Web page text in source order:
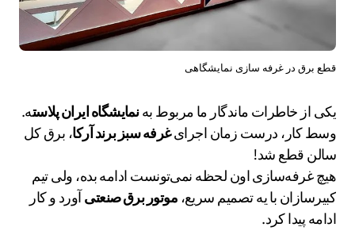
قطع برق در غرفه سازی نمایشگاهی
یکی از خاطرات ماندگار ما مربوط بهنمایشگاه ایران پلاسته.
وسط کار، درست زمان اجرایغرفه سبز برند آرکا، برق کل
سالن قطع شد!
هیچ غرفه‌سازی اون لحظه نمی‌تونست ادامه بده، ولی تیم
کبیرسازان با یه تصمیم سریع، موتور برق صنعتی آورد و کار
ادامه پیدا کرد.